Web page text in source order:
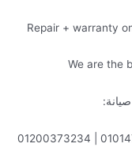
Repair + warranty
We are the